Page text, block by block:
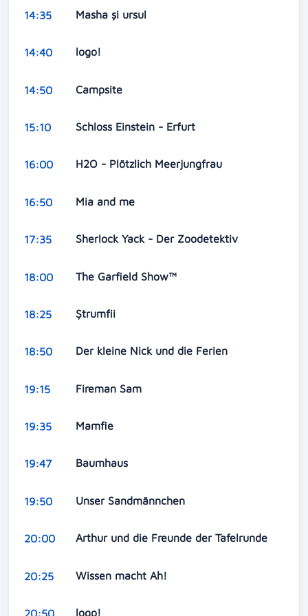
14:35 Masha și ursul
14:40 logo!
14:50 Campsite
15:10 Schloss Einstein - Erfurt
16:00 H2O - Plötzlich Meerjungfrau
16:50 Mia and me
17:35 Sherlock Yack - Der Zoodetektiv
18:00 The Garfield Show™
18:25 Ștrumfii
18:50 Der kleine Nick und die Ferien
19:15 Fireman Sam
19:35 Mamfie
19:47 Baumhaus
19:50 Unser Sandmännchen
20:00 Arthur und die Freunde der Tafelrunde
20:25 Wissen macht Ah!
20:50 logo!